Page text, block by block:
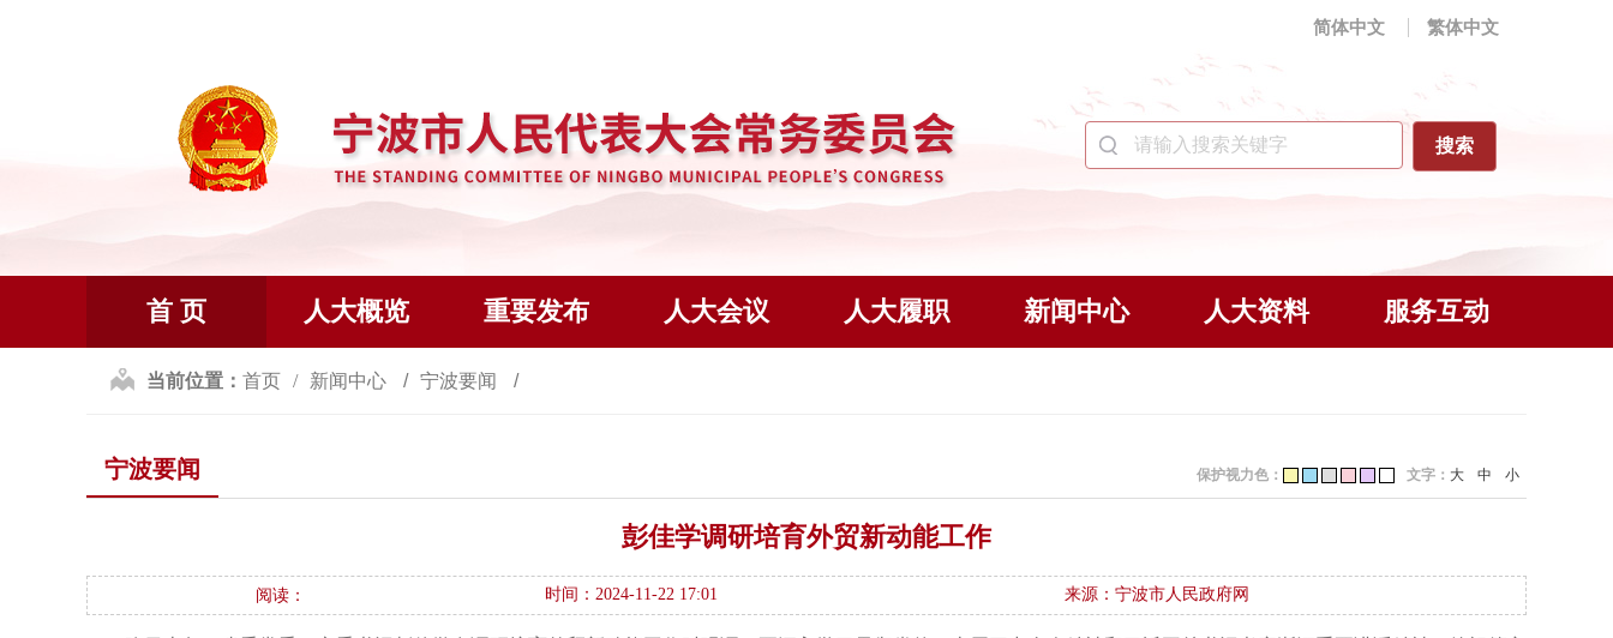
简体中文 繁体中文
首 页 人大概览 重要发布 人大会议 人大履职 新闻中心 人大资料 服务互动
当前位置： 首页 新闻中心 宁波要闻
宁波要闻 文字： 大 中 小
保护视力色：
彭佳学调研培育外贸新动能工作
阅读： 时间：2024-11-22 17:01 来源：宁波市人民政府网